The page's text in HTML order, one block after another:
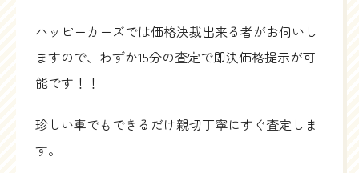
ハッピーカーズでは価格決裁出来る者がお伺いし
ますので、わずか15分の査定で即決価格提示が可
能です！！
珍しい車でもできるだけ親切丁寧にすぐ査定しま
す。